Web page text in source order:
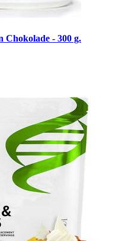
- 300 g.